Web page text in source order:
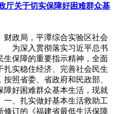
厅关于切实保障好困难群众基
财政局，平潭综合实验区社会
为深入贯彻落实习近平总书
生保障的重要指示精神，全面
扎实稳住经济、完善社会民生
照省委、省政府和民政部、
障好困难群众基本生活，现就
、扎实做好基本生活救助工
订的《福建省最低生活保障